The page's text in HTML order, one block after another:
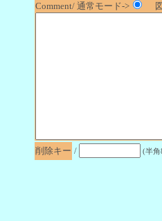
Comment/ 通常モード->
図
削除キー / (半角